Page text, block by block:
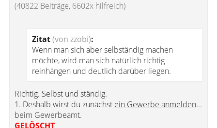
(40822 Beiträge, 6602x hilfreich)
Zitat(von zzobi):
Wenn man sich aber selbständig machen
möchte, wird man sich natürlich richtig
reinhängen und deutlich darüber liegen.
Richtig. Selbst und ständig.
1. Deshalb wirst du zunächst ein Gewerbe anmelden...
beim Gewerbeamt.
GELÖSCHT